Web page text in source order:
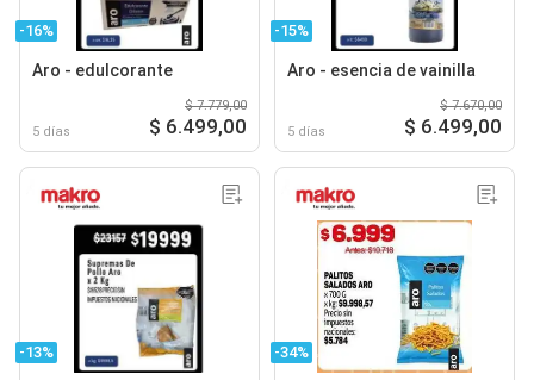
-16%
Aro - edulcorante
5 días
$ 7.779,00
$ 6.499,00
-15%
Aro - esencia de vainilla
5 días
$ 7.670,00
$ 6.499,00
-13% -34%